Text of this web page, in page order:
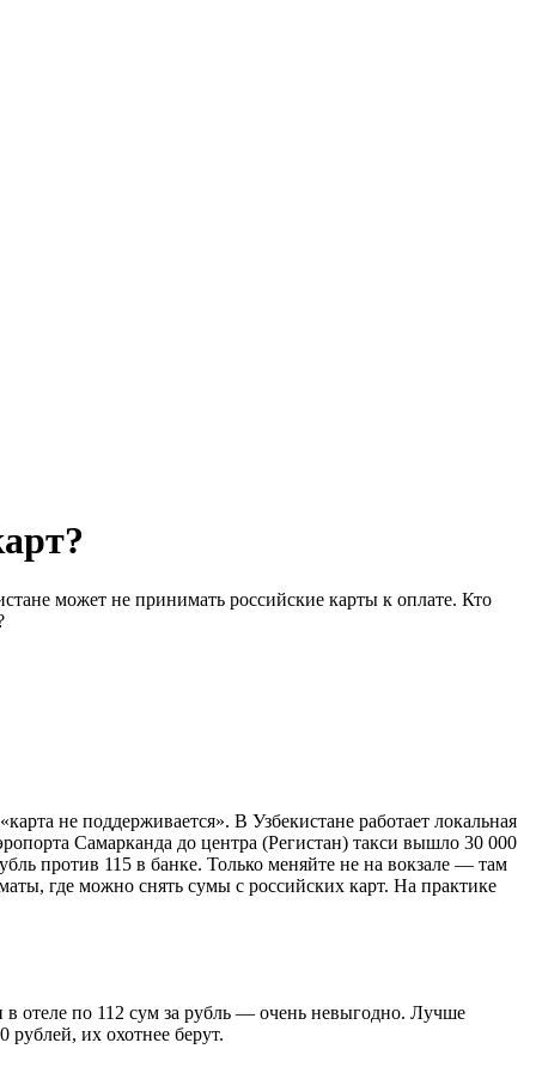
может не принимать российские карты к оплате. Кто
не поддерживается». В Узбекистане работает локальная
Самарканда до центра (Регистан) такси вышло 30 000
против 115 в банке. Только меняйте не на вокзале — там
где можно снять сумы с российских карт. На практике
отеле по 112 сум за рубль — очень невыгодно. Лучше
их охотнее берут.